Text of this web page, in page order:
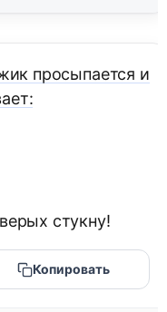
просыпается и
стукну!
Копировать